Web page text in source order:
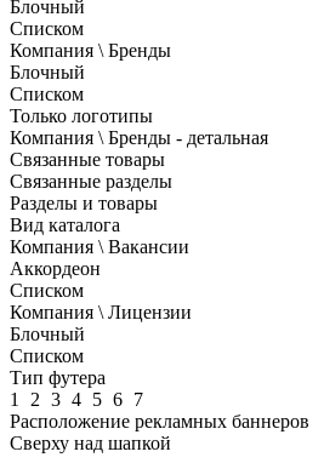
Блочный
Списком
Компания \ Бренды
Блочный
Списком
Только логотипы
Компания \ Бренды - детальная
Связанные товары
Связанные разделы
Разделы и товары
Вид каталога
Компания \ Вакансии
Аккордеон
Списком
Компания \ Лицензии
Блочный
Списком
Тип футера
1
2 3 4 5 6 7
Расположение рекламных баннеров
Сверху над шапкой